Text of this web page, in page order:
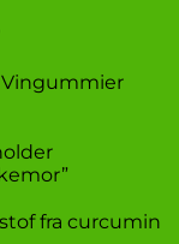
Vingummier
fra curcumin